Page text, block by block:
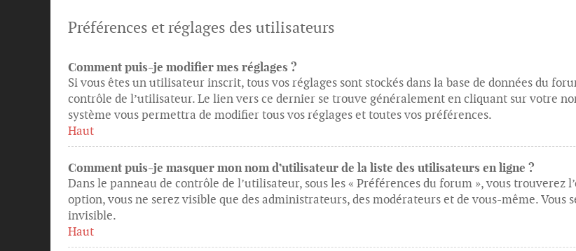
Préférences et réglages des utilisateurs
Comment puis-je modifier mes réglages ?
Si vous êtes un utilisateur inscrit, tous vos réglages sont stockés dans la base de données du
contrôle de l’utilisateur. Le lien vers ce dernier se trouve généralement en cliquant sur votre
système vous permettra de modifier tous vos réglages et toutes vos préférences.
Haut
Comment puis-je masquer mon nom d’utilisateur de la liste des utilisateurs en ligne ?
Dans le panneau de contrôle de l’utilisateur, sous les « Préférences du forum », vous trouverez
option, vous ne serez visible que des administrateurs, des modérateurs et de vous-même.
invisible.
Haut